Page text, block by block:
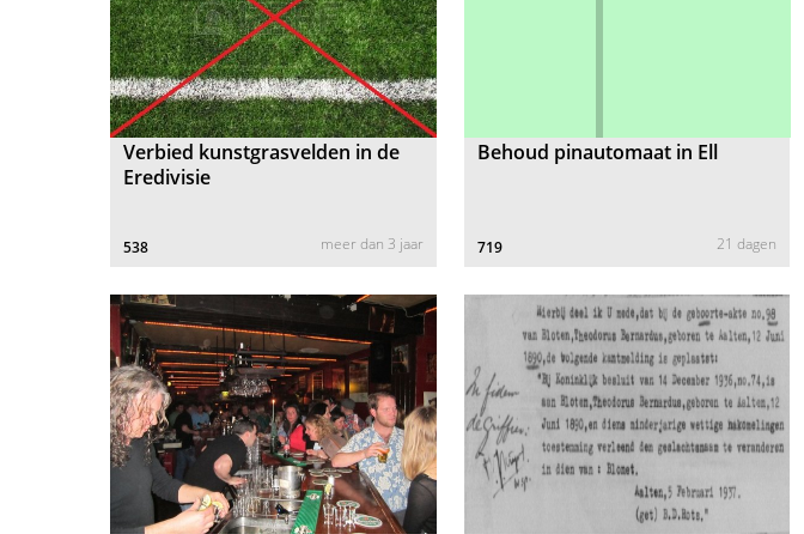
Verbied kunstgrasvelden in de
Eredivisie
538 meer dan 3 jaar
Behoud pinautomaat in Ell
719 21 dagen